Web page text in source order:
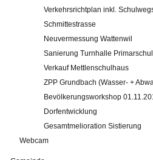
Impressum
Verkehrsrichtplan inkl.
Schmittestrasse
Neuvermessung Wattenwil
Sanierung Turnhalle
Verkauf Mettlenschulhaus
ZPP Grundbach (Wasser- +
Bevölkerungsworkshop
Dorfentwicklung
Gesamtmelioration Sistierung
Webcam